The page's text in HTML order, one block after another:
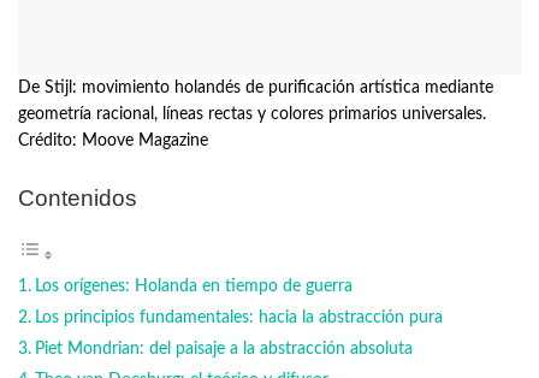
De Stijl: movimiento holandés de purificación artística mediante
geometría racional, líneas rectas y colores primarios universales.
Crédito: Moove Magazine
Contenidos
Los orígenes: Holanda en tiempo de guerra
Los principios fundamentales: hacia la abstracción pura
Piet Mondrian: del paisaje a la abstracción absoluta